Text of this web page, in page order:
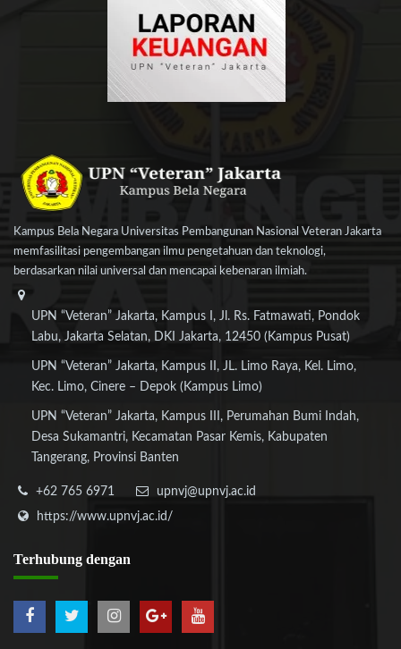
Kampus Bela Negara Universitas Pembangunan Nasional Veteran Jakarta
memfasilitasi pengembangan ilmu pengetahuan dan teknologi,
berdasarkan nilai universal dan mencapai kebenaran ilmiah.
UPN “Veteran” Jakarta, Kampus I, Jl. Rs. Fatmawati, Pondok
Labu, Jakarta Selatan, DKI Jakarta, 12450 (Kampus Pusat)
UPN “Veteran” Jakarta, Kampus II, JL. Limo Raya, Kel. Limo,
Kec. Limo, Cinere – Depok (Kampus Limo)
UPN “Veteran” Jakarta, Kampus III, Perumahan Bumi Indah,
Desa Sukamantri, Kecamatan Pasar Kemis, Kabupaten
Tangerang, Provinsi Banten
+62 765 6971
upnvj@upnvj.ac.id
https://www.upnvj.ac.id/
Terhubung dengan